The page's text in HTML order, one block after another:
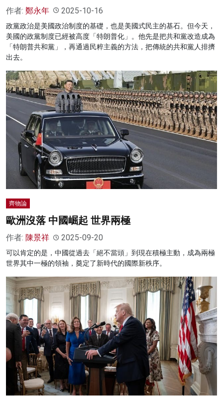
作者: 鄭永年 2025-10-16
政黨政治是美國政治制度的基礎，也是美國式民主的基石。但今天，
美國的政黨制度已經被高度「特朗普化」。他先是把共和黨改造成為
「特朗普共和黨」，再通過民粹主義的方法，把傳統的共和黨人排擠
出去。
齊物論
歐洲沒落 中國崛起 世界兩極
作者: 陳景祥 2025-09-20
可以肯定的是，中國從過去「絕不當頭」到現在積極主動，成為兩極
世界其中一極的領袖，奠定了新時代的國際新秩序。